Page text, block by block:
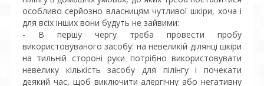
особливо серйозно власницям чутливої шкіри, хоча і
для всіх інших вони будуть не зайвими:
- В першу чергу треба провести пробу
використовуваного засобу: на невеликій ділянці шкіри
на тильній стороні руки потрібно використовувати
невелику кількість засобу для пілінгу і почекати
деякий час, щоб виключити алергічну або негативну